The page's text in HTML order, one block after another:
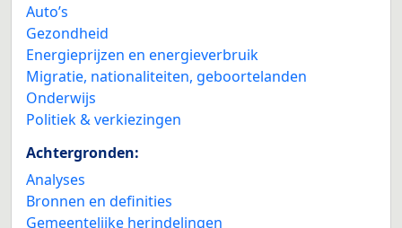
Auto’s
Gezondheid
Energieprijzen en energieverbruik
Migratie, nationaliteiten, geboortelanden
Onderwijs
Politiek & verkiezingen
Achtergronden:
Analyses
Bronnen en definities
Gemeentelijke herindelingen